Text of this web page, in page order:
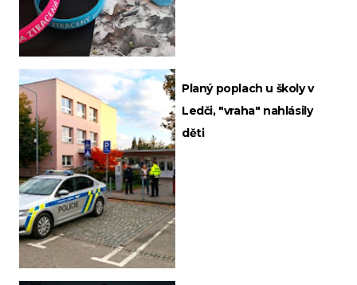
Planý poplach u školy v
Ledči, "vraha" nahlásily
děti